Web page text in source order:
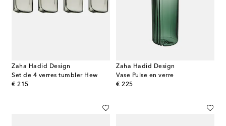
Zaha Hadid Design
Set de 4 verres tumbler Hew
€ 215
original price
Zaha Hadid Design
Vase Pulse en verre
€ 225
original price